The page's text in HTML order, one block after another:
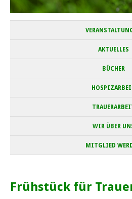
AKTUELLES
BÜCHER
WIR ÜBER
MITGLIED
Frühstück für